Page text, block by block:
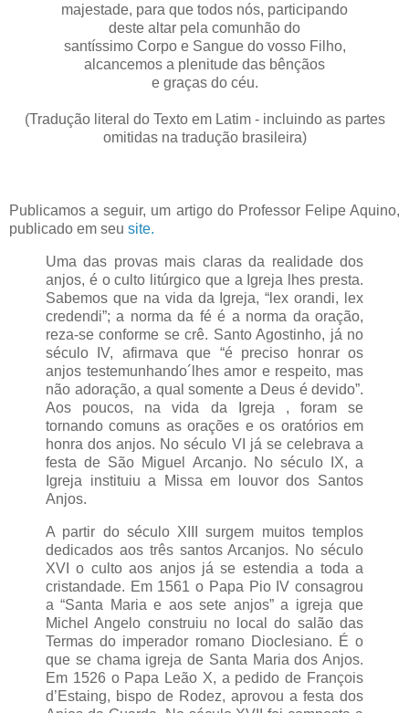
majestade, para que todos nós, participando
deste altar pela comunhão do
santíssimo Corpo e Sangue do vosso Filho,
alcancemos a plenitude das bênçãos
e graças do céu.
(Tradução literal do Texto em Latim - incluindo as partes
omitidas na tradução brasileira)
Publicamos a seguir, um artigo do Professor Felipe Aquino,
publicado em seu site.
Uma das provas mais claras da realidade dos
anjos, é o culto litúrgico que a Igreja lhes presta.
Sabemos que na vida da Igreja, “lex orandi, lex
credendi”; a norma da fé é a norma da oração,
reza-se conforme se crê. Santo Agostinho, já no
século IV, afirmava que “é preciso honrar os
anjos testemunhando´lhes amor e respeito, mas
não adoração, a qual somente a Deus é devido”.
Aos poucos, na vida da Igreja , foram se
tornando comuns as orações e os oratórios em
honra dos anjos. No século VI já se celebrava a
festa de São Miguel Arcanjo. No século IX, a
Igreja instituiu a Missa em louvor dos Santos
Anjos.
A partir do século XIII surgem muitos templos
dedicados aos três santos Arcanjos. No século
XVI o culto aos anjos já se estendia a toda a
cristandade. Em 1561 o Papa Pio IV consagrou
a “Santa Maria e aos sete anjos” a igreja que
Michel Angelo construiu no local do salão das
Termas do imperador romano Dioclesiano. É o
que se chama igreja de Santa Maria dos Anjos.
Em 1526 o Papa Leão X, a pedido de François
d’Estaing, bispo de Rodez, aprovou a festa dos